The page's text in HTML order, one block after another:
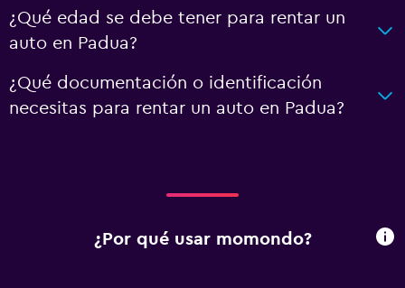
¿Qué edad se debe tener para rentar un
auto en Padua?
¿Qué documentación o identificación
necesitas para rentar un auto en Padua?
¿Por qué usar momondo?